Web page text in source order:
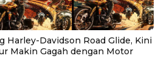
Harley-Davidson Road Glide, Kini
Makin Gagah dengan Motor